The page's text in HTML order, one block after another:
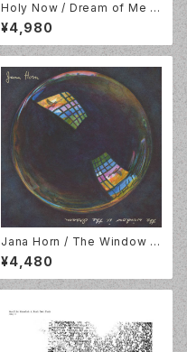
Holy Now / Dream of Me /
LP / Lazy Octopus Record
s / LP-LAZYOCT-032
¥4,980
Jana Horn / The Window Is
The Dream / LP / No Quart
er / NOQ085LP
¥4,480